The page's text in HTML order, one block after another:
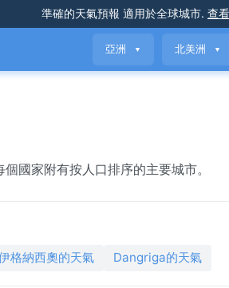
準確的天氣預報 適用於全球城市. 查
亞洲 ▼ 北美洲 ▼
國家附有按人口排序的主要城市。
格納西奧的天氣 Dangriga的天氣